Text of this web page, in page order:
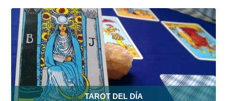
TAROT DEL DÍA